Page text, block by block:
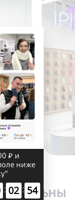
довольны
×
₽ и
ниже
: 02 : 53